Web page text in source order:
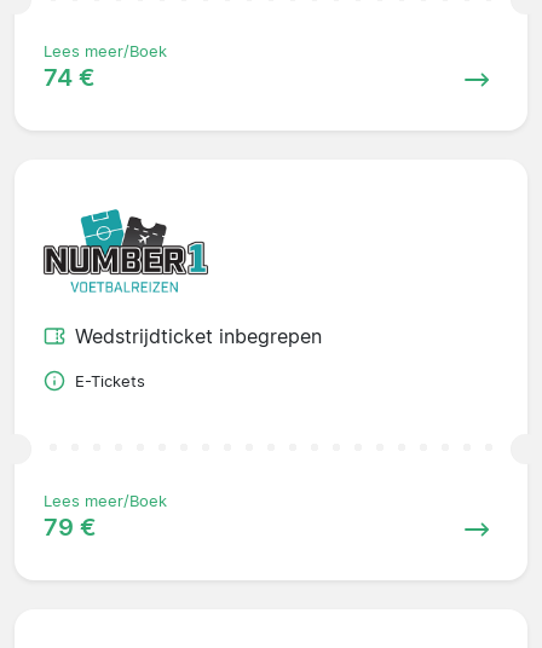
Lees meer/Boek
74 €
Wedstrijdticket inbegrepen
E-Tickets
Lees meer/Boek
79 €